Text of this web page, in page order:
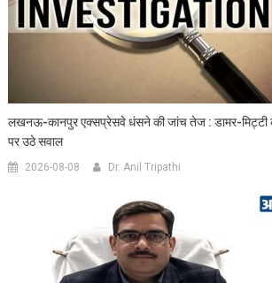
लखनऊ-कानपुर एक्सप्रेसवे धंसने की जांच तेज : डामर-मिट्टी
पर उठे सवाल
2026-08-08 Dr. Anil Tripathi